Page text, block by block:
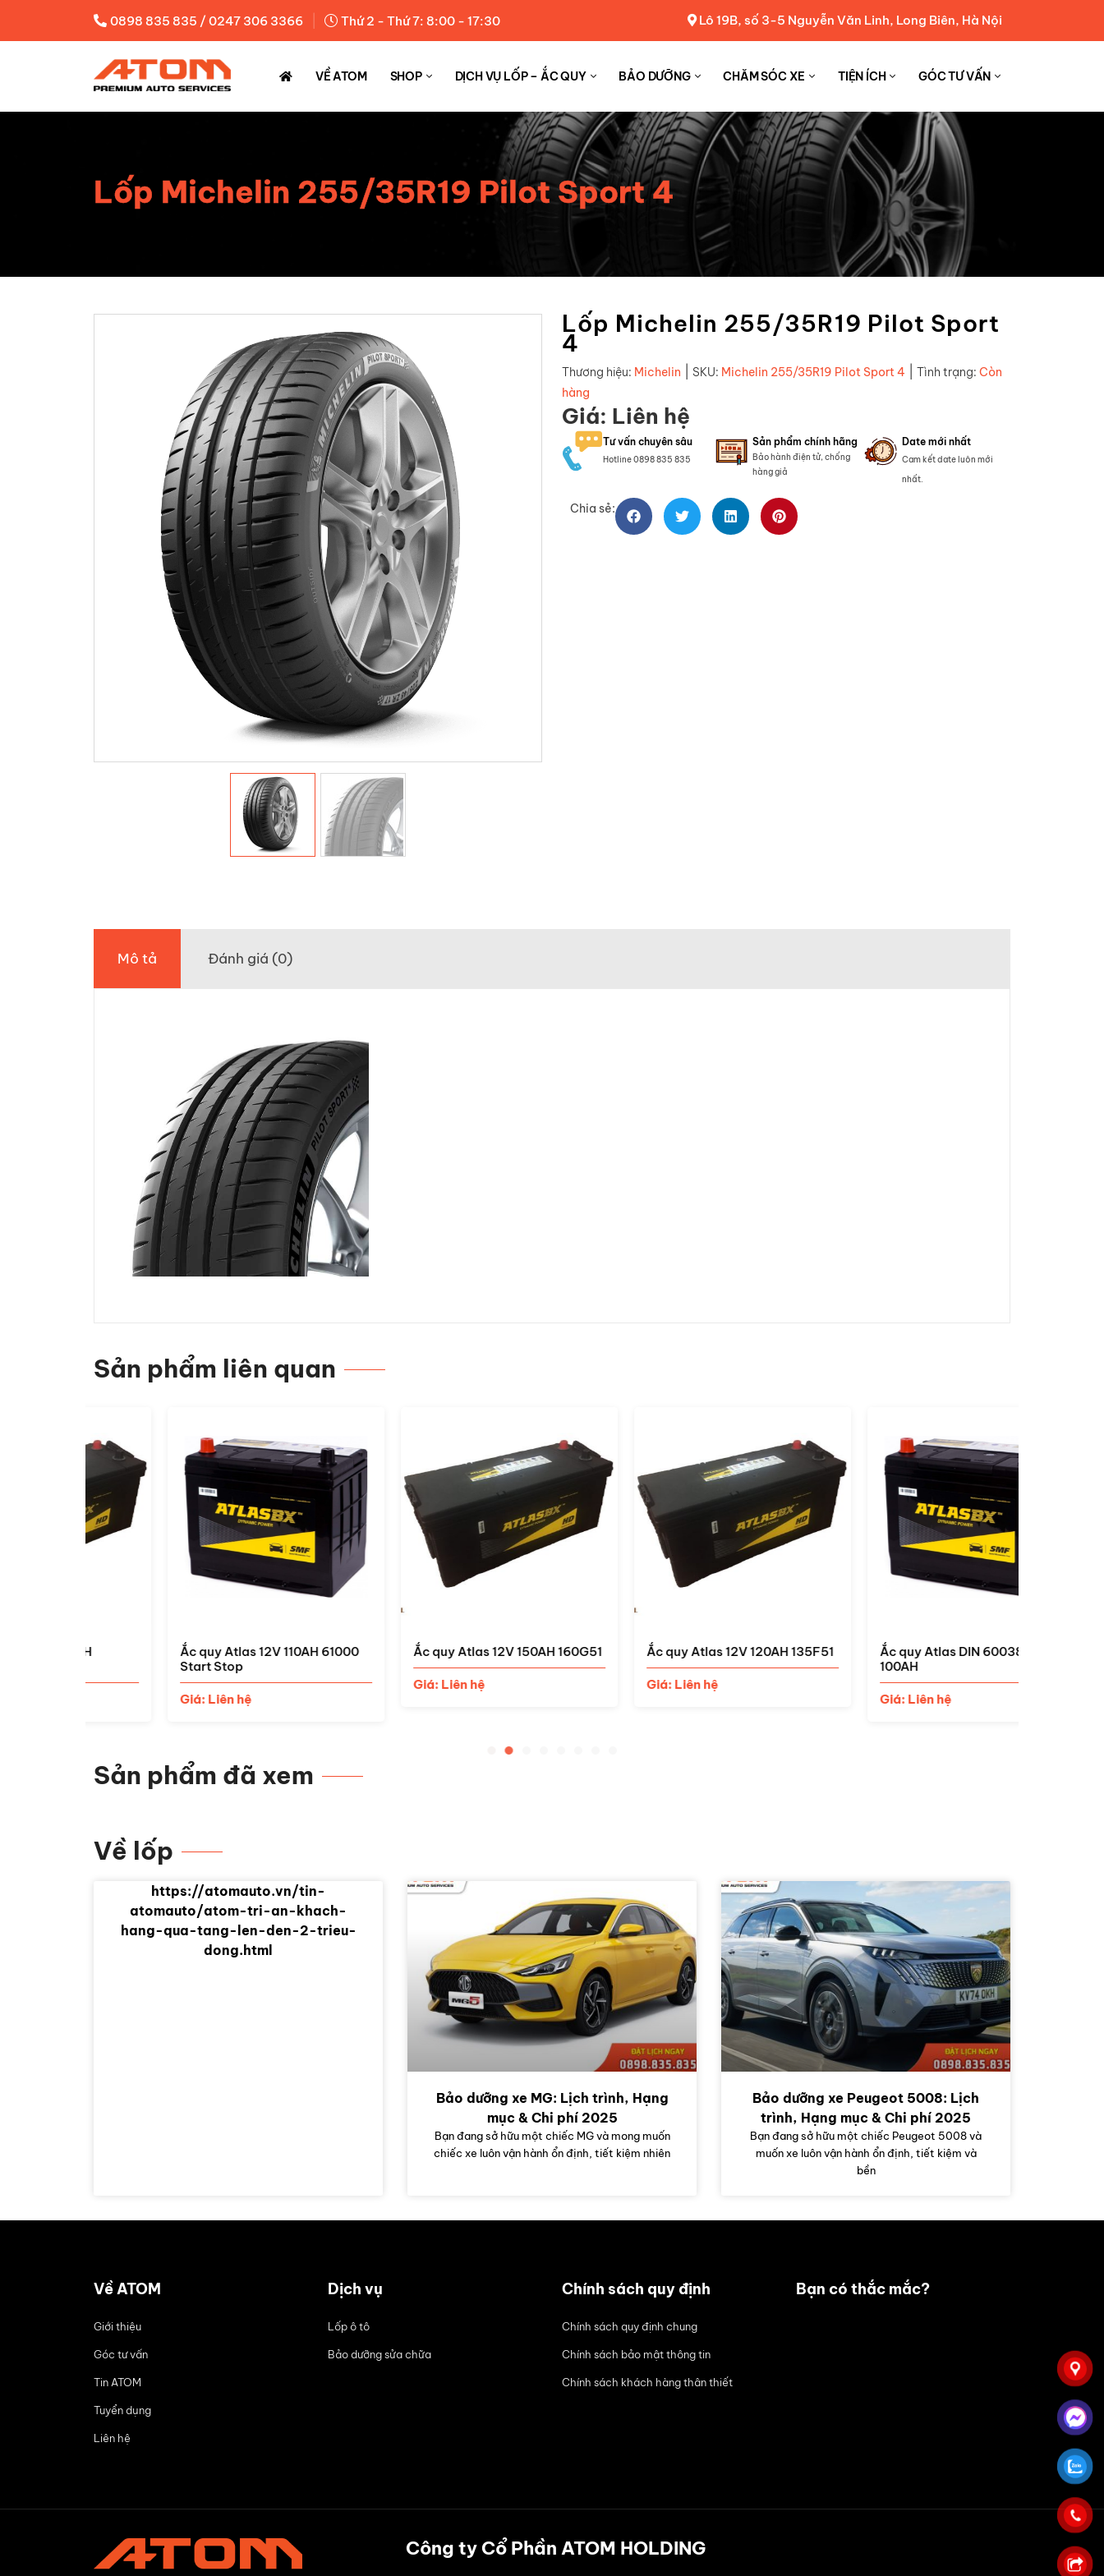
0898 835 835 / 0247 306 3366 Thứ 2 - Thứ 7: 8:00 - 17:30 Lô 19B, số 3-5 Nguyễn Văn Linh, Long Biên, Hà Nội
VỀ ATOM SHOP DỊCH VỤ LỐP – ẮC QUY BẢO DƯỠNG CHĂM SÓC XE TIỆN ÍCH GÓC TƯ VẤN
Lốp Michelin 255/35R19 Pilot Sport 4
Lốp Michelin 255/35R19 Pilot Sport
4
Thương hiệu: Michelin SKU: Michelin 255/35R19 Pilot Sport 4 Tình trạng: Còn
hàng
Giá: Liên hệ
Tư vấn chuyên sâu
Hotline 0898 835 835
Sản phẩm chính hãng
Bảo hành điện tử, chống
hàng giả
Date mới nhất
Cam kết date luôn mới
nhất.
Chia sẻ:
Mô tả Đánh giá (0)
Sản phẩm liên quan
Ắc quy Atlas 12V 110AH 61000
Ắc quy Atlas 12V 150AH 160G51
Giá: Liên hệ
Ắc quy Atlas 12V 120AH 135F51
Ắc quy Atlas DIN 60038 12V
100AH
Sản phẩm đã xem
Về lốp
https://atomauto.vn/tin-
atomauto/atom-tri-an-khach-
hang-qua-tang-len-den-2-trieu-
dong.html
Bảo dưỡng xe MG: Lịch trình, Hạng
mục & Chi phí 2025
Bạn đang sở hữu một chiếc MG và mong muốn
chiếc xe luôn vận hành ổn định, tiết kiệm nhiên
Bảo dưỡng xe Peugeot 5008: Lịch
trình, Hạng mục & Chi phí 2025
Bạn đang sở hữu một chiếc Peugeot 5008 và
muốn xe luôn vận hành ổn định, tiết kiệm và
bền
Về ATOM
Giới thiệu
Góc tư vấn
Tin ATOM
Tuyển dụng
Liên hệ
Dịch vụ
Lốp ô tô
Bảo dưỡng sửa chữa
Chính sách quy định
Chính sách quy định chung
Chính sách bảo mật thông tin
Chính sách khách hàng thân thiết
Bạn có thắc mắc?
Công ty Cổ Phần ATOM HOLDING